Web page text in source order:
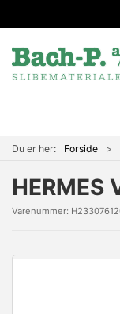
Du er her: Forside
Varenummer: